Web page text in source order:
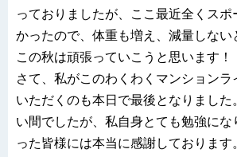
っておりましたが、ここ最近全くスポ
かったので、体重も増え、減量しない
この秋は頑張っていこうと思います！
さて、私がこのわくわくマンションラ
いただくのも本日で最後となりました
い間でしたが、私自身とても勉強にな
った皆様には本当に感謝しております